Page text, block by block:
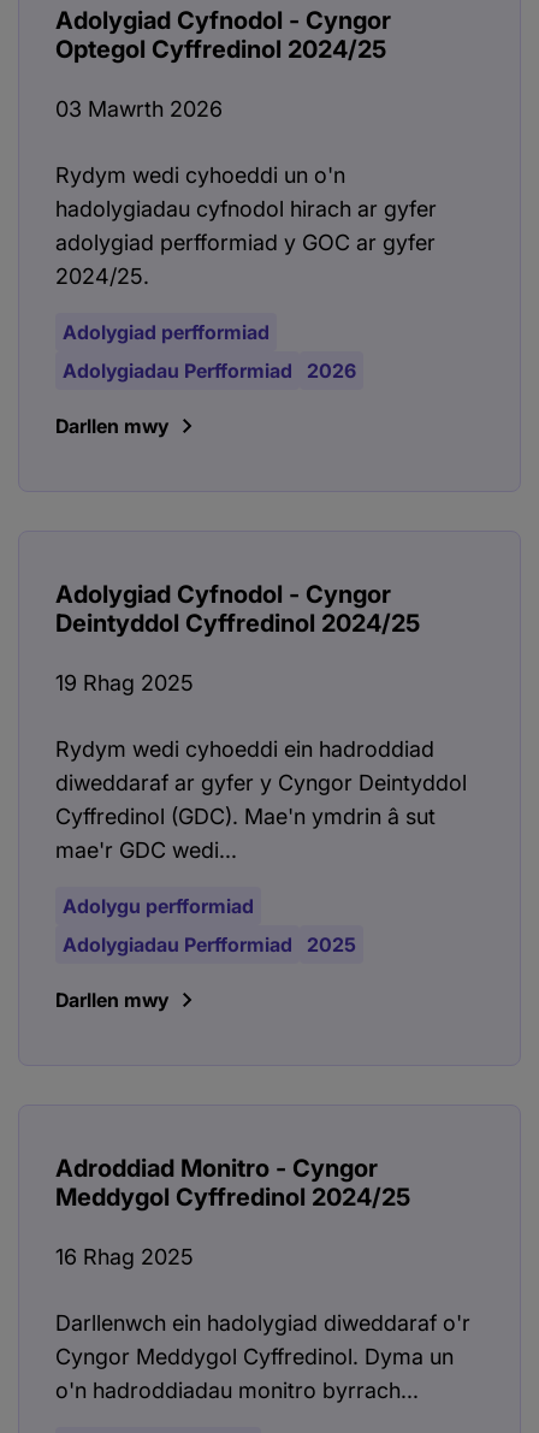
Adolygiad Cyfnodol - Cyngor
Optegol Cyffredinol 2024/25
03 Mawrth 2026
Rydym wedi cyhoeddi un o'n
hadolygiadau cyfnodol hirach ar gyfer
adolygiad perfformiad y GOC ar gyfer
2024/25.
Adolygiad perfformiad
Adolygiadau Perfformiad
2026
Darllen mwy
Adolygiad Cyfnodol - Cyngor
Deintyddol Cyffredinol 2024/25
19 Rhag 2025
Rydym wedi cyhoeddi ein hadroddiad
diweddaraf ar gyfer y Cyngor Deintyddol
Cyffredinol (GDC). Mae'n ymdrin â sut
mae'r GDC wedi...
Adolygu perfformiad
Adolygiadau Perfformiad
2025
Darllen mwy
Adroddiad Monitro - Cyngor
Meddygol Cyffredinol 2024/25
16 Rhag 2025
Darllenwch ein hadolygiad diweddaraf o'r
Cyngor Meddygol Cyffredinol. Dyma un
o'n hadroddiadau monitro byrrach...